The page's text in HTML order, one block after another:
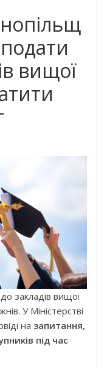
вищої
закладів вищої
У Міністерстві
на запитання,
під час